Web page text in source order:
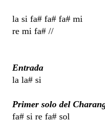
la si fa# fa# fa# mi
re mi fa# //
Entrada
la la# si
Primer solo del
fa# si re fa# sol